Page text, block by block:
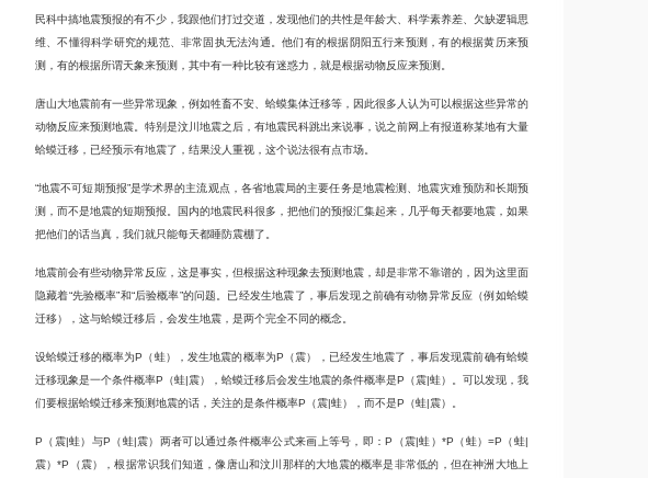
民科中搞地震预报的有不少，我跟他们打过交道，发现他们的共性是年龄大、科学素养差、欠缺逻辑思
维、不懂得科学研究的规范、非常固执无法沟通。他们有的根据阴阳五行来预测，有的根据黄历来预
测，有的根据所谓天象来预测，其中有一种比较有迷惑力，就是根据动物反应来预测。
唐山大地震前有一些异常现象，例如牲畜不安、蛤蟆集体迁移等，因此很多人认为可以根据这些异常的
动物反应来预测地震。特别是汶川地震之后，有地震民科跳出来说事，说之前网上有报道称某地有大量
蛤蟆迁移，已经预示有地震了，结果没人重视，这个说法很有点市场。
“地震不可短期预报”是学术界的主流观点，各省地震局的主要任务是地震检测、地震灾难预防和长期预
测，而不是地震的短期预报。国内的地震民科很多，把他们的预报汇集起来，几乎每天都要地震，如果
把他们的话当真，我们就只能每天都睡防震棚了。
地震前会有些动物异常反应，这是事实，但根据这种现象去预测地震，却是非常不靠谱的，因为这里面
隐藏着“先验概率”和“后验概率”的问题。已经发生地震了，事后发现之前确有动物异常反应（例如蛤蟆
迁移），这与蛤蟆迁移后，会发生地震，是两个完全不同的概念。
设蛤蟆迁移的概率为P（蛙），发生地震的概率为P（震），已经发生地震了，事后发现震前确有蛤蟆
迁移现象是一个条件概率P（蛙|震），蛤蟆迁移后会发生地震的条件概率是P（震|蛙）。可以发现，我
们要根据蛤蟆迁移来预测地震的话，关注的是条件概率P（震|蛙），而不是P（蛙|震）。
P（震|蛙）与P（蛙|震）两者可以通过条件概率公式来画上等号，即：P（震|蛙）*P（蛙）=P（蛙|
震）*P（震），根据常识我们知道，像唐山和汶川那样的大地震的概率是非常低的，但在神洲大地上